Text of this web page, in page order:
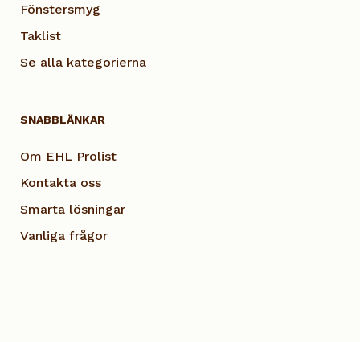
Fönstersmyg
Taklist
Se alla kategorierna
SNABBLÄNKAR
Om EHL Prolist
Kontakta oss
Smarta lösningar
Vanliga frågor